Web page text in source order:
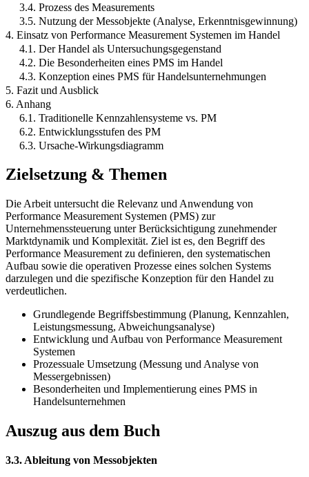
3.4. Prozess des Measurements
3.5. Nutzung der Messobjekte (Analyse, Erkenntnisgewinnung)
4. Einsatz von Performance Measurement Systemen im Handel
4.1. Der Handel als Untersuchungsgegenstand
4.2. Die Besonderheiten eines PMS im Handel
4.3. Konzeption eines PMS für Handelsunternehmungen
5. Fazit und Ausblick
6. Anhang
6.1. Traditionelle Kennzahlensysteme vs. PM
6.2. Entwicklungsstufen des PM
6.3. Ursache-Wirkungsdiagramm
Zielsetzung & Themen
Die Arbeit untersucht die Relevanz und Anwendung von
Performance Measurement Systemen (PMS) zur
Unternehmenssteuerung unter Berücksichtigung zunehmender
Marktdynamik und Komplexität. Ziel ist es, den Begriff des
Performance Measurement zu definieren, den systematischen
Aufbau sowie die operativen Prozesse eines solchen Systems
darzulegen und die spezifische Konzeption für den Handel zu
verdeutlichen.
Grundlegende Begriffsbestimmung (Planung, Kennzahlen,
Leistungsmessung, Abweichungsanalyse)
Entwicklung und Aufbau von Performance Measurement
Systemen
Prozessuale Umsetzung (Messung und Analyse von
Messergebnissen)
Besonderheiten und Implementierung eines PMS in
Handelsunternehmen
Auszug aus dem Buch
3.3. Ableitung von Messobjekten